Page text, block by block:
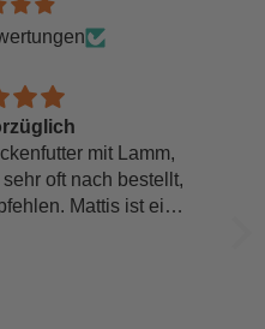
mit Lamm,
oft nach bestellt,
Mattis ist ein